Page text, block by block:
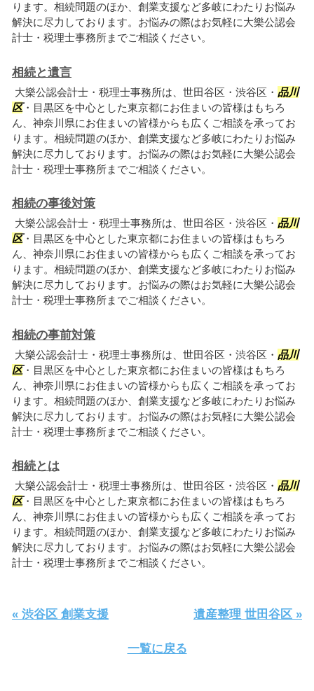
ります。相続問題のほか、創業支援など多岐にわたりお悩み
解決に尽力しております。お悩みの際はお気軽に大樂公認会
計士・税理士事務所までご相談ください。
相続と遺言
大樂公認会計士・税理士事務所は、世田谷区・渋谷区・ 品川
区・目黒区を中心とした東京都にお住まいの皆様はもちろ
ん、神奈川県にお住まいの皆様からも広くご相談を承ってお
ります。相続問題のほか、創業支援など多岐にわたりお悩み
解決に尽力しております。お悩みの際はお気軽に大樂公認会
計士・税理士事務所までご相談ください。
相続の事後対策
大樂公認会計士・税理士事務所は、世田谷区・渋谷区・ 品川
区・目黒区を中心とした東京都にお住まいの皆様はもちろ
ん、神奈川県にお住まいの皆様からも広くご相談を承ってお
ります。相続問題のほか、創業支援など多岐にわたりお悩み
解決に尽力しております。お悩みの際はお気軽に大樂公認会
計士・税理士事務所までご相談ください。
相続の事前対策
大樂公認会計士・税理士事務所は、世田谷区・渋谷区・ 品川
区・目黒区を中心とした東京都にお住まいの皆様はもちろ
ん、神奈川県にお住まいの皆様からも広くご相談を承ってお
ります。相続問題のほか、創業支援など多岐にわたりお悩み
解決に尽力しております。お悩みの際はお気軽に大樂公認会
計士・税理士事務所までご相談ください。
相続とは
大樂公認会計士・税理士事務所は、世田谷区・渋谷区・ 品川
区・目黒区を中心とした東京都にお住まいの皆様はもちろ
ん、神奈川県にお住まいの皆様からも広くご相談を承ってお
ります。相続問題のほか、創業支援など多岐にわたりお悩み
解決に尽力しております。お悩みの際はお気軽に大樂公認会
計士・税理士事務所までご相談ください。
« 渋谷区 創業支援 遺産整理 世田谷区 »
一覧に戻る